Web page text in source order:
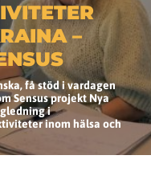
–
få stöd i vardagen
Sensus projekt Nya
i
inom hälsa och